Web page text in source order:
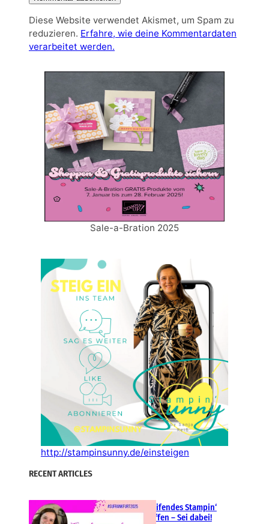
Diese Website verwendet Akismet, um Spam zu
reduzieren. Erfahre, wie deine Kommentardaten
verarbeitet werden.
Sale-a-Bration 2025
http://stampinsunny.de/einsteigen
RECENT ARTICLES
Teamübergreifendes Stampin‘
Up! Demotreffen – Sei dabei!